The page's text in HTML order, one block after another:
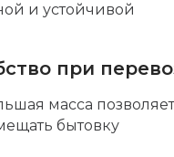
и устойчивой
при
масса
бытовку